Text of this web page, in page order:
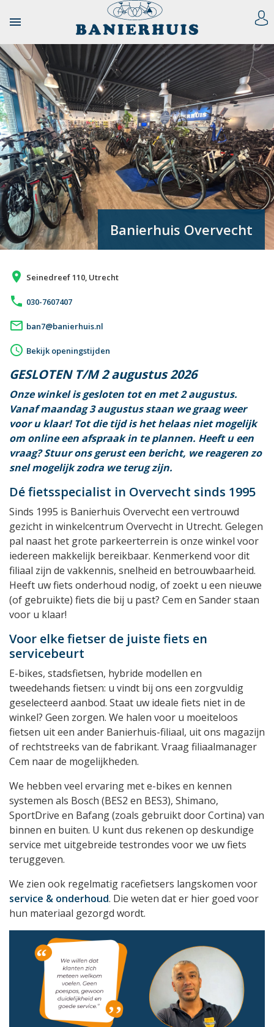

Banierhuis Overvecht
place Seinedreef 110, Utrecht
phone 030-7607407
mail_outline ban7@banierhuis.nl
access_time Bekijk openingstijden
GESLOTEN T/M 2 augustus 2026
Onze winkel is gesloten tot en met 2 augustus.
Vanaf maandag 3 augustus staan we graag weer
voor u klaar!Tot die tijd is het helaas niet mogelijk
om online een afspraak in te plannen. Heeft u een
vraag? Stuur ons gerust een bericht, we reageren zo
snel mogelijk zodra we terug zijn.
Dé fietsspecialist in Overvecht sinds 1995
Sinds 1995 is Banierhuis Overvecht een vertrouwd
gezicht in winkelcentrum Overvecht in Utrecht. Gelegen
pal naast het grote parkeerterrein is onze winkel voor
iedereen makkelijk bereikbaar. Kenmerkend voor dit
filiaal zijn de vakkennis, snelheid en betrouwbaarheid.
Heeft uw fiets onderhoud nodig, of zoekt u een nieuwe
(of gebruikte) fiets die bij u past? Cem en Sander staan
voor u klaar!
Voor elke fietser de juiste fiets en
servicebeurt
E-bikes, stadsfietsen, hybride modellen en
tweedehands fietsen: u vindt bij ons een zorgvuldig
geselecteerd aanbod. Staat uw ideale fiets niet in de
winkel? Geen zorgen. We halen voor u moeiteloos
fietsen uit een ander Banierhuis-filiaal, uit ons magazijn
of rechtstreeks van de fabrikant. Vraag filiaalmanager
Cem naar de mogelijkheden.
We hebben veel ervaring met e-bikes en kennen
systemen als Bosch (BES2 en BES3), Shimano,
SportDrive en Bafang (zoals gebruikt door Cortina) van
binnen en buiten. U kunt dus rekenen op deskundige
service met uitgebreide testrondes voor we uw fiets
teruggeven.
We zien ook regelmatig racefietsers langskomen voor
service & onderhoud. Die weten dat er hier goed voor
hun materiaal gezorgd wordt.